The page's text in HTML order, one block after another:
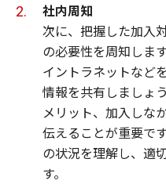
社内周知
次に、把握した加入
の必要性を周知しま
イントラネットなど
情報を共有しましょ
メリット、加入しな
伝えることが重要で
の状況を理解し、適
す。